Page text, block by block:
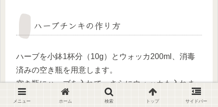
ハーブチンキの作り方
ハーブを小鉢1杯分（10g）とウォッカ200ml、消毒
済みの空き瓶を用意します。
空き瓶にハーブを入れて、さらにウォッカも入れま
す。
メニュー ホーム 検索 トップ サイドバー